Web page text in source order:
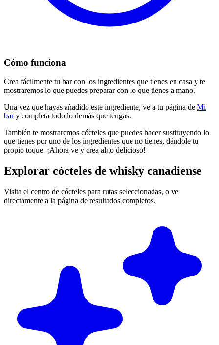
Cómo funciona
Crea fácilmente tu bar con los ingredientes que tienes en casa y te
mostraremos lo que puedes preparar con lo que tienes a mano.
Una vez que hayas añadido este ingrediente, ve a tu página de Mi
bary completa todo lo demás que tengas.
También te mostraremos cócteles que puedes hacer sustituyendo lo
que tienes por uno de los ingredientes que no tienes, dándole tu
propio toque. ¡Ahora ve y crea algo delicioso!
Explorar cócteles de whisky canadiense
Visita el centro de cócteles para rutas seleccionadas, o ve
directamente a la página de resultados completos.